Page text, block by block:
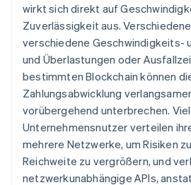
wirkt sich direkt auf
Zuverlässigkeit aus.
verschiedene Geschwindigkeits-
und Überlastungen oder
bestimmten Blockchain können
Zahlungsabwicklung
vorübergehend unterbrechen.
Unternehmensnutzer verteilen
mehrere Netzwerke, um Risiken
Reichweite zu vergrößern, und
netzwerkunabhängige APIs,